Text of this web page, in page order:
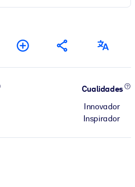
Cualidades
Innovador
Inspirador